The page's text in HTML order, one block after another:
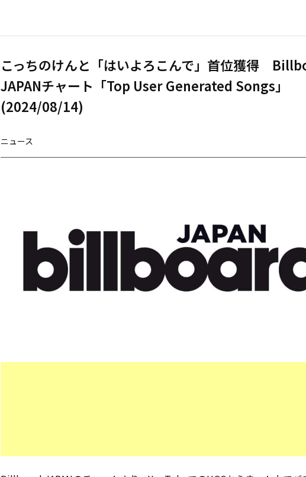
こっちのけんと「はいよろこんで」首位獲得
JAPANチャート「Top User Generated Songs」
(2024/08/14)
ニュース